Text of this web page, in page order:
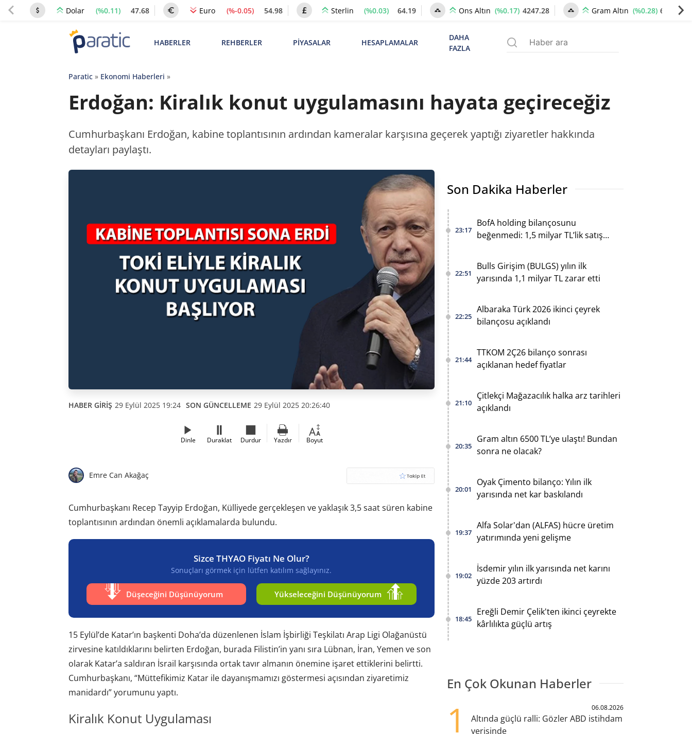
Dolar (%0.11) 47.68 Euro (%-0.05) 54.98 Sterlin (%0.03) 64.19 Ons Altın (%0.17) 4247.28 Gram Altın (%0.28) 6510.90
HABERLER REHBERLER PİYASALAR HESAPLAMALAR
DAHA
FAZLA
Paratic» Ekonomi Haberleri »
Erdoğan: Kiralık konut uygulamasını hayata geçireceğiz
Cumhurbaşkanı Erdoğan, kabine toplantısının ardından kameralar karşısına geçerek yaptığı ziyaretler hakkında
detayları paylaştı.
HABER GİRİŞ 29 Eylül 2025 19:24 SON GÜNCELLEME 29 Eylül 2025 20:26:40
Dinle Duraklat Durdur Yazdır Boyut
Emre Can Akağaç
Cumhurbaşkanı Recep Tayyip Erdoğan, Külliyede gerçekleşen ve yaklaşık 3,5 saat süren kabine
toplantısının ardından önemli açıklamalarda bulundu.
Sizce THYAO Fiyatı Ne Olur?
Sonuçları görmek için lütfen katılım sağlayınız.
Düşeceğini Düşünüyorum Yükseleceğini Düşünüyorum
15 Eylül’de Katar’ın başkenti Doha’da düzenlenen İslam İşbirliği Teşkilatı Arap Ligi Olağanüstü
zirvesine katıldıklarını belirten Erdoğan, burada Filistin’in yanı sıra Lübnan, İran, Yemen ve son
olarak Katar’a saldıran İsrail karşısında ortak tavır almanın önemine işaret ettiklerini belirtti.
Cumhurbaşkanı, “Müttefikimiz Katar ile dayanışmamızı göstermesi açısından ziyaretimiz
manidardı” yorumunu yaptı.
Kiralık Konut Uygulaması
Son Dakika Haberler
23:17
BofA holding bilançosunu
beğenmedi: 1,5 milyar TL’lik satış
22:51
Bulls Girişim (BULGS) yılın ilk
yarısında 1,1 milyar TL zarar etti
22:25
Albaraka Türk 2026 ikinci çeyrek
bilançosu açıklandı
21:44
TTKOM 2Ç26 bilanço sonrası
açıklanan hedef fiyatlar
21:10
Çitlekçi Mağazacılık halka arz tarihleri
açıklandı
20:35
Gram altın 6500 TL’ye ulaştı! Bundan
sonra ne olacak?
20:01
Oyak Çimento bilanço: Yılın ilk
yarısında net kar baskılandı
19:37
Alfa Solar'dan (ALFAS) hücre üretim
yatırımında yeni gelişme
19:02
İsdemir yılın ilk yarısında net karını
yüzde 203 artırdı
18:45
Ereğli Demir Çelik'ten ikinci çeyrekte
kârlılıkta güçlü artış
En Çok Okunan Haberler
1 06.08.2026
Altında güçlü ralli: Gözler ABD istihdam
verisinde